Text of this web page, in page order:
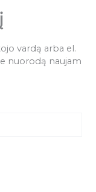
vardą arba el.
nuorodą naujam